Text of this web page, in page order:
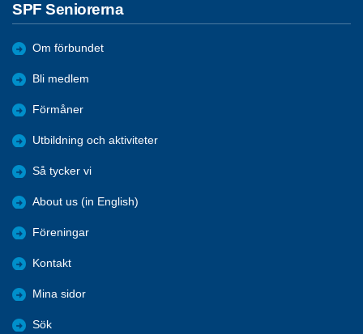
SPF Seniorerna
Om förbundet
Bli medlem
Förmåner
Utbildning och aktiviteter
Så tycker vi
About us (in English)
Föreningar
Kontakt
Mina sidor
Sök